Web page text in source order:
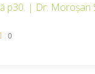
p30. | Dr. Moroșan
0